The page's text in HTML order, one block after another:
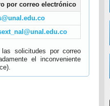
por correo electrónico
solicitudes por correo
el inconveniente